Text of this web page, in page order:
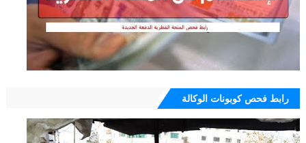
رابط فحص كوبونات الوكالة